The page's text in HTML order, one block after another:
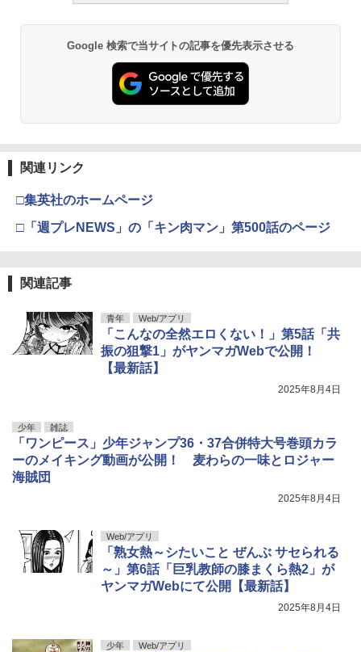
Google 検索で当サイトの記事を優先表示させる
関連リンク
□集英社のホームページ
□「週プレNEWS」の「キン肉マン」第500話のページ
関連記事
青年 Web/アプリ
「こんなの全然エロくない！」第5話「共
振の狙撃1」がヤンマガWebで公開！
【最新話】
2025年8月4日
少年 雑誌
「ワンピース」少年ジャンプ36・37合併特大号巻頭カラ
ーのメイキング動画が公開！ 麦わらの一味とロジャー
海賊団
2025年8月4日
Web/アプリ
「熟女熱～シたいこと ぜんぶ サセられる
～」第6話「巨乳教師の膝まくら熱2」が
ヤンマガWebにて公開【最新話】
2025年8月4日
少年 Web/アプリ